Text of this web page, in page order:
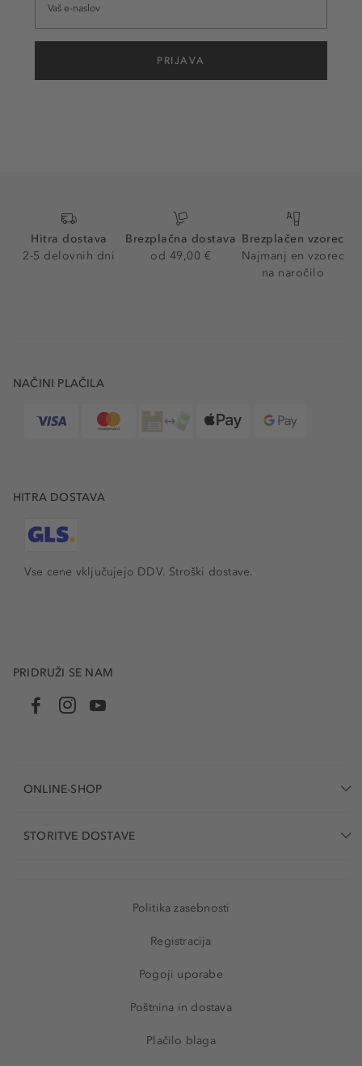
PRIJAVA
Hitra dostava
2-5 delovnih dni
Brezplačna dostava
od 49,00 €
Brezplačen vzorec
Najmanj en vzorec
na naročilo
NAČINI PLAČILA
HITRA DOSTAVA
Vse cene vključujejo DDV. Stroški dostave.
PRIDRUŽI SE NAM
ONLINE-SHOP
STORITVE DOSTAVE
Politika zasebnosti
Registracija
Pogoji uporabe
Poštnina in dostava
Plačilo blaga